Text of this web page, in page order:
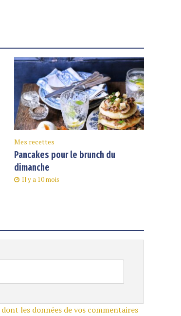
Mes recettes
Pancakes pour le brunch du
dimanche
Il y a 10 mois
les données de vos commentaires